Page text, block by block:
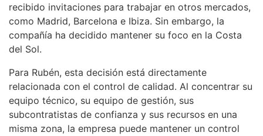
recibido invitaciones para trabajar en otros mercados,
como Madrid, Barcelona e Ibiza. Sin embargo, la
compañía ha decidido mantener su foco en la Costa
del Sol.
Para Rubén, esta decisión está directamente
relacionada con el control de calidad. Al concentrar su
equipo técnico, su equipo de gestión, sus
subcontratistas de confianza y sus recursos en una
misma zona, la empresa puede mantener un control